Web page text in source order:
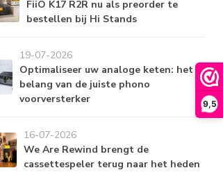
9,5
FiiO K17 R2R nu als preorder te
bestellen bij Hi Stands
19-07-2026
Optimaliseer uw analoge keten: het
belang van de juiste phono
voorversterker
16-07-2026
We Are Rewind brengt de
cassettespeler terug naar het heden